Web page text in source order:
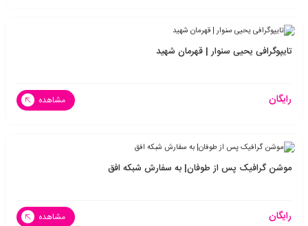
تایپوگرافی یحیی سنوار | قهرمان شهید
رایگان مشاهده
موشن گرافیک پس از طوفان| به سفارش شبکه افق
رایگان مشاهده